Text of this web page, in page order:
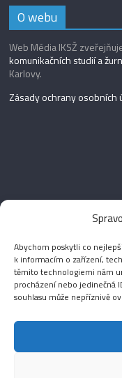
Abychom poskytli co
k informacím o zařízení,
těmito technologiemi nám
procházení nebo jedinečná
souhlasu může nepříznivě
O webu
Web Média IKSŽ
komunikačních studií a
Karlovy.
Zásady ochrany osobních